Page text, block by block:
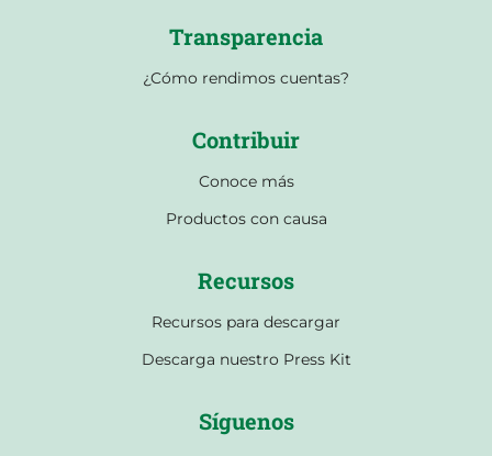
Transparencia
¿Cómo rendimos cuentas?
Contribuir
Conoce más
Productos con causa
Recursos
Recursos para descargar
Descarga nuestro Press Kit
Síguenos